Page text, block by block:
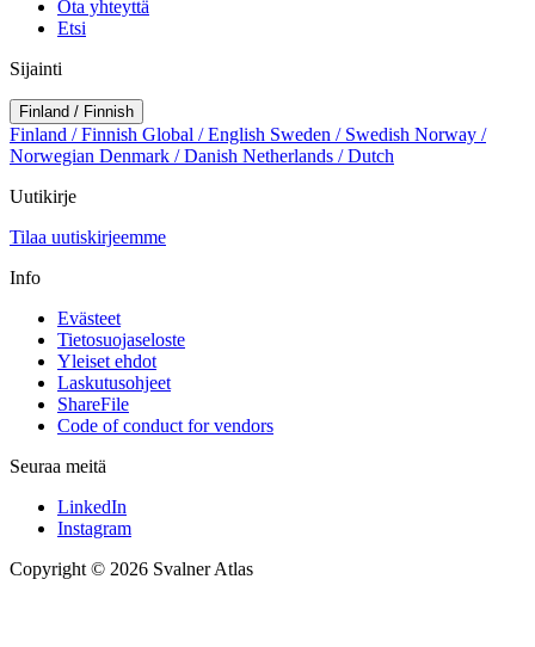
Ota yhteyttä
Etsi
Sijainti
Finland / Finnish
Finland / Finnish Global / English Sweden / Swedish Norway /
Norwegian Denmark / Danish Netherlands / Dutch
Uutikirje
Tilaa uutiskirjeemme
Info
Evästeet
Tietosuojaseloste
Yleiset ehdot
Laskutusohjeet
ShareFile
Code of conduct for vendors
Seuraa meitä
LinkedIn
Instagram
Copyright © 2026 Svalner Atlas